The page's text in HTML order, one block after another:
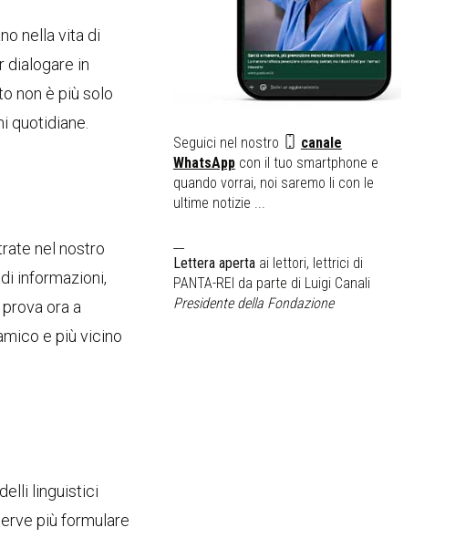
nella vita di
dialogare in
non è più solo
quotidiane.
nel nostro
informazioni,
ora a
e più vicino
linguistici
più formulare
Seguici nel nostro
canale
WhatsAppcon il tuo smartphone e
quando vorrai, noi saremo li con le
ultime notizie ...
Lettera apertaai lettori, lettrici di
PANTA-REI da parte di Luigi Canali
Presidente della Fondazione